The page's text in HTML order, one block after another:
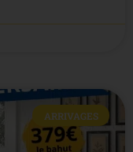
ARRIVAGES